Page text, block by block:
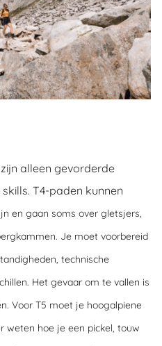
alleen gevorderde
T4-paden kunnen
en gaan soms over gletsjers,
Je moet voorbereid
technische
Het gevaar om te vallen is
Voor T5 moet je hoogalpiene
weten hoe je een pickel, touw